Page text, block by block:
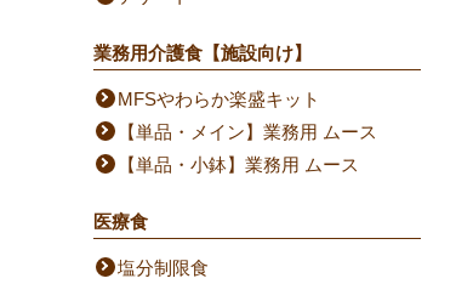
業務用介護食【施設向け】
MFSやわらか楽盛キット
【単品・メイン】業務用 ムース
【単品・小鉢】業務用 ムース
医療食
塩分制限食